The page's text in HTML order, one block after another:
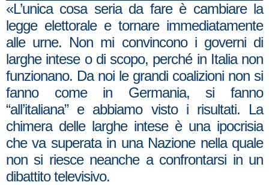
«L’unica cosa seria da fare è cambiare la
legge elettorale e tornare immediatamente
alle urne. Non mi convincono i governi di
larghe intese o di scopo, perché in Italia non
funzionano. Da noi le grandi coalizioni non si
fanno come in Germania, si fanno
“all’italiana” e abbiamo visto i risultati. La
chimera delle larghe intese è una ipocrisia
che va superata in una Nazione nella quale
non si riesce neanche a confrontarsi in un
dibattito televisivo.